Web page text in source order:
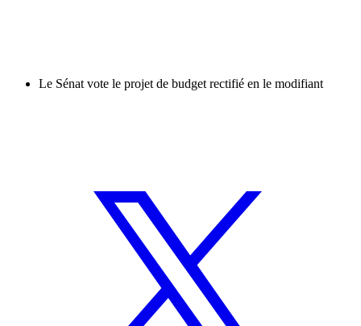
Le Sénat vote le projet de budget rectifié en le modifiant